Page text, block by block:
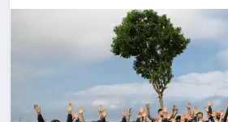
MALATYA HABERLERI